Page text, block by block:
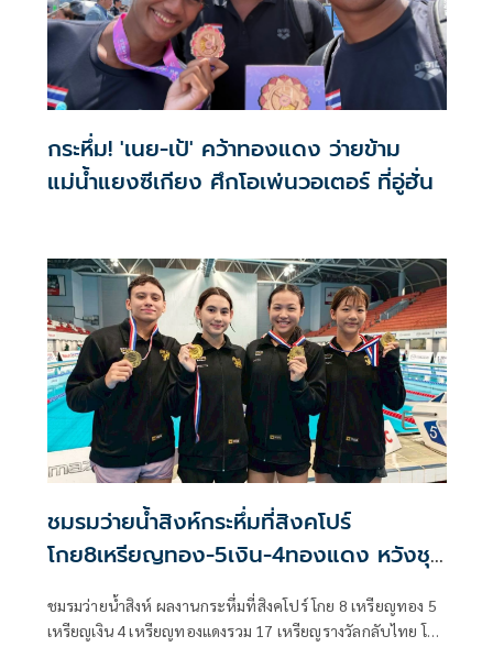
กระหึ่ม! 'เนย-เป้' คว้าทองแดง ว่ายข้าม
แม่น้ำแยงซีเกียง ศึกโอเพ่นวอเตอร์ ที่อู่ฮั่น
ชมรมว่ายน้ำสิงห์กระหึ่มที่สิงคโปร์
โกย8เหรียญทอง-5เงิน-4ทองแดง หวังชุด
ใหญ่ได้ลุ้นศึกอชก.
ชมรมว่ายน้ำสิงห์ ผลงานกระหึ่มที่สิงคโปร์ โกย 8 เหรียญทอง 5
เหรียญเงิน 4 เหรียญทองแดงรวม 17 เหรียญรางวัลกลับไทย โดย